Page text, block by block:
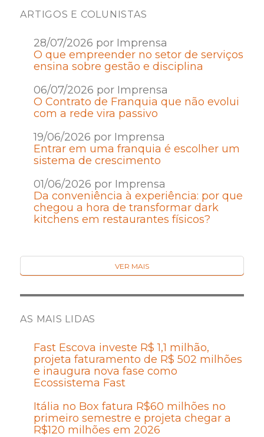
ARTIGOS E COLUNISTAS
28/07/2026 por Imprensa
O que empreender no setor de serviços
ensina sobre gestão e disciplina
06/07/2026 por Imprensa
O Contrato de Franquia que não evolui
com a rede vira passivo
19/06/2026 por Imprensa
Entrar em uma franquia é escolher um
sistema de crescimento
01/06/2026 por Imprensa
Da conveniência à experiência: por que
chegou a hora de transformar dark
kitchens em restaurantes físicos?
VER MAIS
AS MAIS LIDAS
Fast Escova investe R$ 1,1 milhão,
projeta faturamento de R$ 502 milhões
e inaugura nova fase como
Ecossistema Fast
Itália no Box fatura R$60 milhões no
primeiro semestre e projeta chegar a
R$120 milhões em 2026